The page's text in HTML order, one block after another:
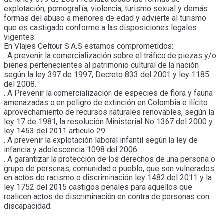
explotación, pornografía, violencia, turismo sexual y demás
formas del abuso a menores de edad y advierte al turismo
que es castigado conforme a las disposiciones legales
vigentes.
En Viajes Celtour S.A.S estamos comprometidos:
. A prevenir la comercialización sobre el tráfico de piezas y/o
bienes pertenecientes al patrimonio cultural de la nación
según la ley 397 de 1997, Decreto 833 del 2001 y ley 1185
del 2008.
. A Prevenir la comercialización de especies de flora y fauna
amenazadas o en peligro de extinción en Colombia e ilícito
aprovechamiento de recursos naturales renovables, según la
ley 17 de 1981, la resolución Ministerial No 1367 del 2000 y
ley 1453 del 2011 articulo 29.
. A prevenir la explotación laboral infantil según la ley de
infancia y adolescencia 1098 del 2006.
. A garantizar la protección de los derechos de una persona o
grupo de personas, comunidad o pueblo, que son vulnerados
en actos de racismo o discriminación ley 1482 del 2011 y la
ley 1752 del 2015 castigos penales para aquellos que
realicen actos de discriminación en contra de personas con
discapacidad.